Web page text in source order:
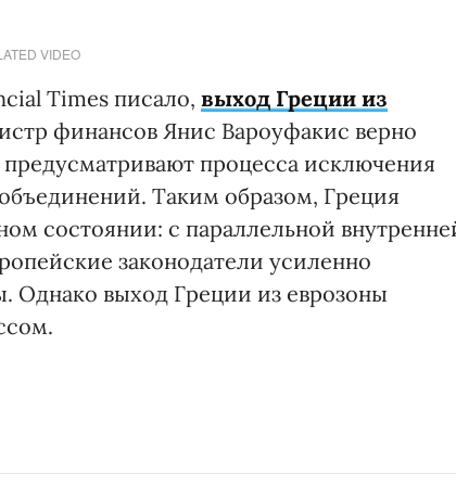
VIDEO
Times писало, выход Греции из
финансов Янис Вароуфакис верно
процесса исключения
Таким образом, Греция
состоянии: с параллельной
законодатели усиленно
выход Греции из еврозоны